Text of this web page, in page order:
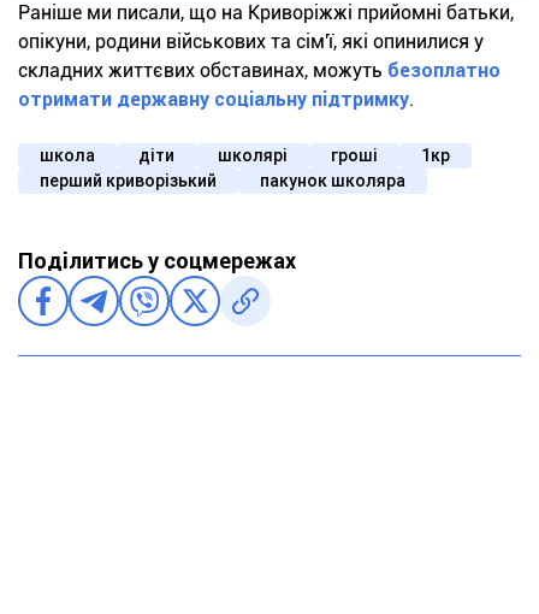
Раніше ми писали, що на Криворіжжі прийомні батьки,
опікуни, родини військових та сім'ї, які опинилися у
складних життєвих обставинах, можуть безоплатно
отримати державну соціальну підтримку.
школа діти школярі гроші
1кр
перший криворізький
пакунок школяра
Поділитись у соцмережах